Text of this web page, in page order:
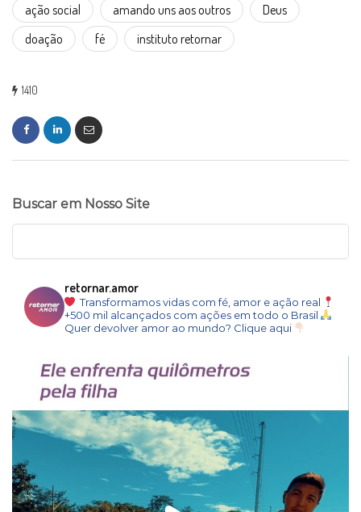
ação social amando uns aos outros
Deus
doação
fé instituto retornar
1410
Buscar em Nosso Site
retornar.amor
Transformamos vidas com fé, amor e ação real
+500 mil alcançados com ações em todo o Brasil
Quer devolver amor ao mundo? Clique aqui